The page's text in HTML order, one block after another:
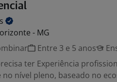
- MG
Entre 3 e 5 anos
ter Experiência
nível pleno, baseado no